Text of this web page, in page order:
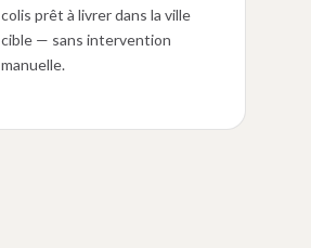
colis prêt à livrer dans la ville
cible — sans intervention
manuelle.